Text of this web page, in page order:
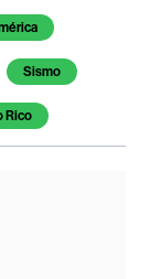
Sismo
Rico